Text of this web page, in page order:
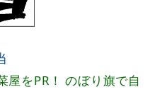
屋をPR！ のぼり旗で自